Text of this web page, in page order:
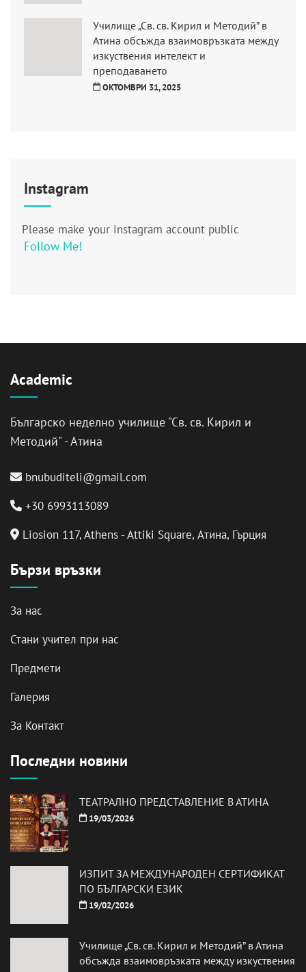
Училище „Св. св. Кирил и Методий” в
Атина обсъжда взаимовръзката между
изкуствения интелект и
преподаването
ОКТОМВРИ 31, 2025
Instagram
Please make your instagram account public
Follow Me!
Academic
Българско неделно училище "Св. св. Кирил и
Методий" - Атина
bnubuditeli@gmail.com
+30 6993113089
Liosion 117, Athens - Attiki Square, Атина, Гърция
Бързи връзки
За нас
Стани учител при нас
Предмети
Галерия
За Контакт
Последни новини
ТЕАТРАЛНО ПРЕДСТАВЛЕНИЕ В АТИНА
19/03/2026
ИЗПИТ ЗА МЕЖДУНАРОДЕН СЕРТИФИКАТ
ПО БЪЛГАРСКИ ЕЗИК
19/02/2026
Училище „Св. св. Кирил и Методий” в Атина
обсъжда взаимовръзката между изкуствения